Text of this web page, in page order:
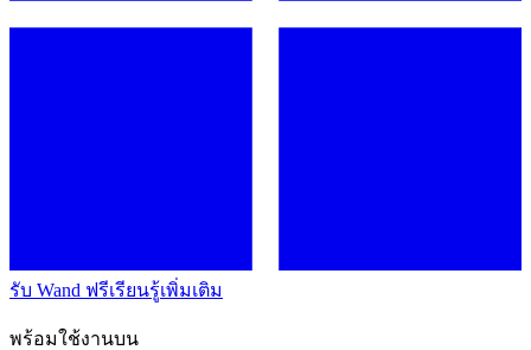
รับ Wand ฟรีเรียนรู้เพิ่มเติม
พร้อมใช้งานบน